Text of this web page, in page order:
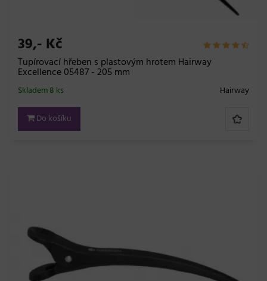
39,- Kč
Tupírovací hřeben s plastovým hrotem Hairway
Excellence 05487 - 205 mm
Hairway
Skladem 8 ks
Do košíku